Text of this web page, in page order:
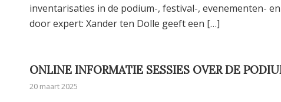
inventarisaties in de podium-, festival-, evenementen-
door expert: Xander ten Dolle geeft een […]
ONLINE INFORMATIE SESSIES OVER DE
20 maart 2025